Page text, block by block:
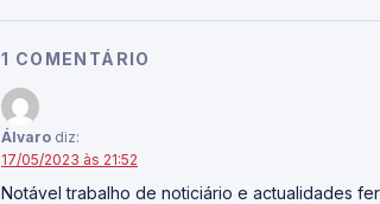
1 COMENTÁRIO
Álvaro diz:
17/05/2023 às 21:52
Notável trabalho de noticiário e actualidades